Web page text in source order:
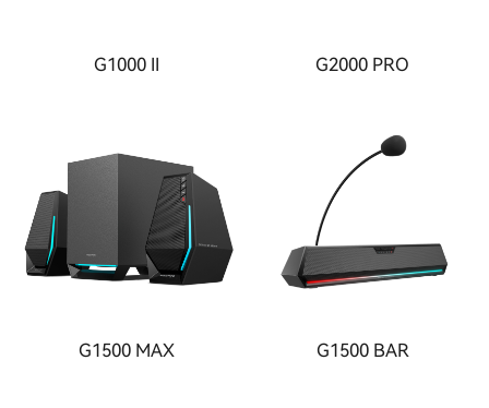
G1000 II G2000 PRO
G1500 MAX G1500 BAR